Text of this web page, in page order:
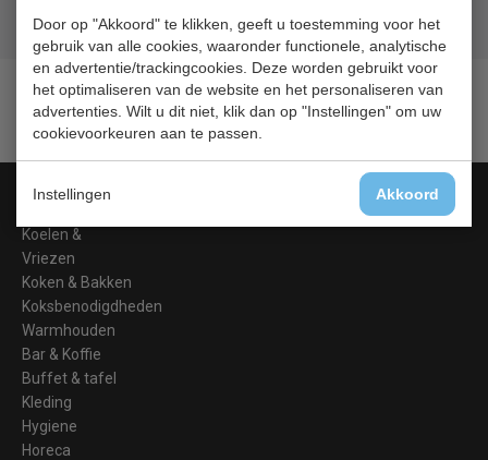
Door op "Akkoord" te klikken, geeft u toestemming voor het
gebruik van alle cookies, waaronder functionele, analytische
en advertentie/trackingcookies. Deze worden gebruikt voor
het optimaliseren van de website en het personaliseren van
advertenties. Wilt u dit niet, klik dan op "Instellingen" om uw
cookievoorkeuren aan te passen.
Instellingen Akkoord
Lage prijzen hoge service
Categorieën
Koelen &
Vriezen
Koken & Bakken
Koksbenodigdheden
Warmhouden
Bar & Koffie
Buffet & tafel
Kleding
Hygiene
Horeca